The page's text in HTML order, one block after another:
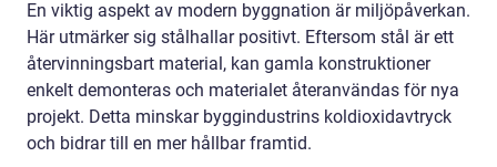
En viktig aspekt av modern byggnation är miljöpåverkan.
Här utmärker sig stålhallar positivt. Eftersom stål är ett
återvinningsbart material, kan gamla konstruktioner
enkelt demonteras och materialet återanvändas för nya
projekt. Detta minskar byggindustrins koldioxidavtryck
och bidrar till en mer hållbar framtid.